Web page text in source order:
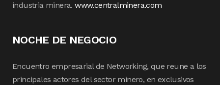
industria minera.www.centralminera.com
NOCHE DE NEGOCIO
Encuentro empresarial de Networking, que reune a los
principales actores del sector minero, en exclusivos